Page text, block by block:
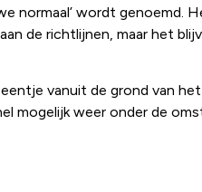
normaal’ wordt genoemd.
de richtlijnen, maar het
vanuit de grond van het
mogelijk weer onder de